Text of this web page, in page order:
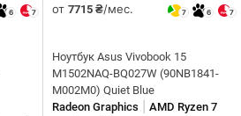
6 7 от 7715 ₴/мес. 7 6 7
Ноутбук Asus Vivobook 15
M1502NAQ-BQ027W (90NB1841-
M002M0) Quiet Blue
Radeon Graphics
AMD Ryzen 7